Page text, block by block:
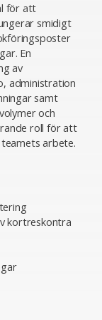
för att
smidigt
En
av
administration
samt
och
roll för att
arbete.
kortreskontra